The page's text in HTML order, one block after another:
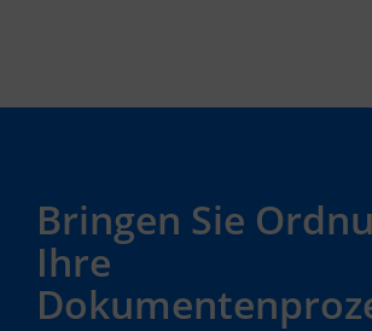
Bringen Sie
Ihre